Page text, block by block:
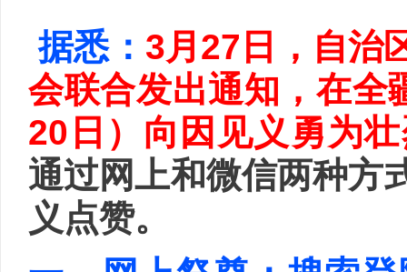
据悉： 3月27日，自治
会联合发出通知，在全
20日）向因见义勇为
通过网上和微信两种方
义点赞。